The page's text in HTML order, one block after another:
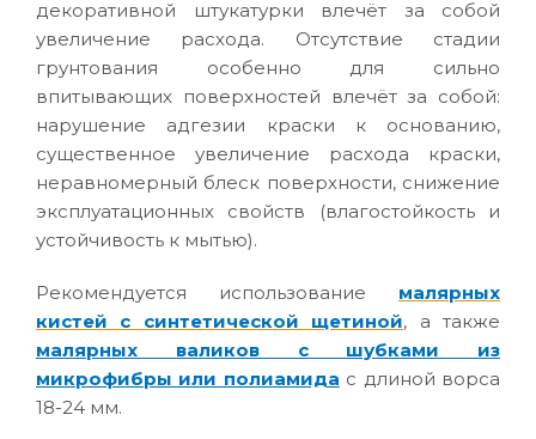
декоративной штукатурки влечёт за собой
увеличение расхода. Отсутствие стадии
грунтования особенно для сильно
впитывающих поверхностей влечёт за собой:
нарушение адгезии краски к основанию,
существенное увеличение расхода краски,
неравномерный блеск поверхности, снижение
эксплуатационных свойств (влагостойкость и
устойчивость к мытью).
Рекомендуется использование малярных
кистей с синтетической щетиной, а также
малярных валиков с шубками из
микрофибры или полиамида с длиной ворса
18-24 мм.